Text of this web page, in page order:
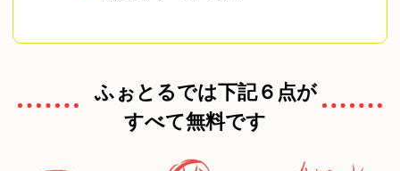
ふぉとるでは下記６点が
すべて無料です